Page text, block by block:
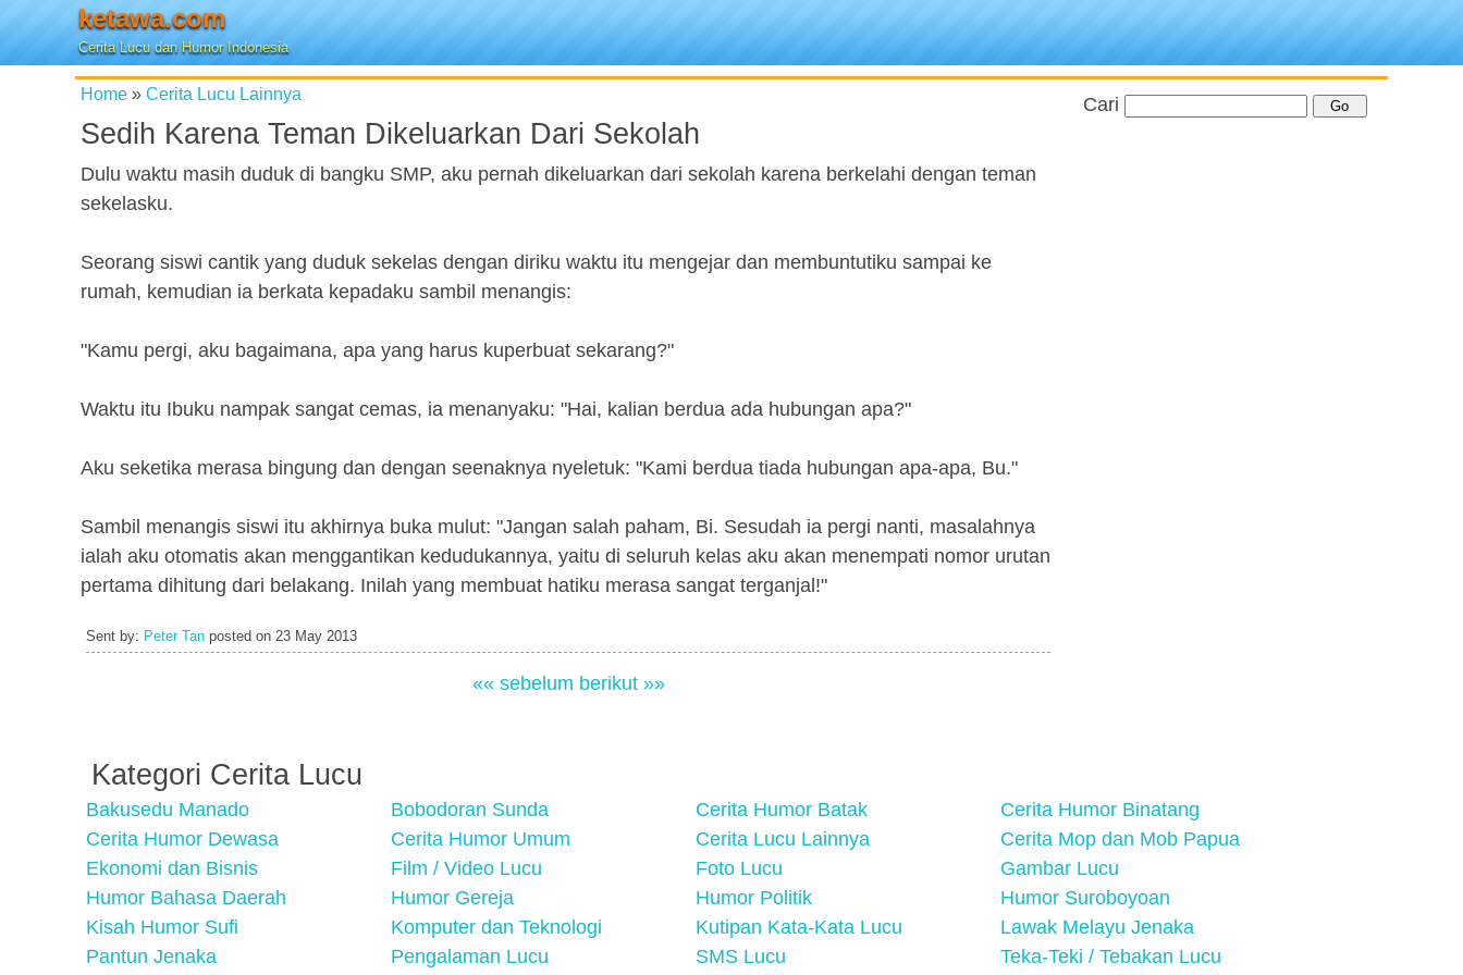
ketawa.com
Cerita Lucu dan Humor Indonesia
Home » Cerita Lucu Lainnya
Sedih Karena Teman Dikeluarkan Dari Sekolah
Dulu waktu masih duduk di bangku SMP, aku pernah dikeluarkan dari sekolah karena berkelahi dengan teman
sekelasku.
Seorang siswi cantik yang duduk sekelas dengan diriku waktu itu mengejar dan membuntutiku sampai ke
rumah, kemudian ia berkata kepadaku sambil menangis:
"Kamu pergi, aku bagaimana, apa yang harus kuperbuat sekarang?"
Waktu itu Ibuku nampak sangat cemas, ia menanyaku: "Hai, kalian berdua ada hubungan apa?"
Aku seketika merasa bingung dan dengan seenaknya nyeletuk: "Kami berdua tiada hubungan apa-apa, Bu."
Sambil menangis siswi itu akhirnya buka mulut: "Jangan salah paham, Bi. Sesudah ia pergi nanti, masalahnya
ialah aku otomatis akan menggantikan kedudukannya, yaitu di seluruh kelas aku akan menempati nomor urutan
pertama dihitung dari belakang. Inilah yang membuat hatiku merasa sangat terganjal!"
Sent by: Peter Tan posted on 23 May 2013
«« sebelum berikut »»
Cari
Kategori Cerita Lucu
Bakusedu Manado Bobodoran Sunda Cerita Humor Batak
Cerita Humor Binatang
Cerita Humor Dewasa
Cerita Humor Umum Cerita Lucu Lainnya
Cerita Mop dan Mob Papua
Ekonomi dan Bisnis
Film / Video Lucu Foto Lucu
Gambar Lucu
Humor Bahasa Daerah
Humor Gereja Humor Politik
Humor Suroboyoan
Kisah Humor Sufi
Komputer dan Teknologi Kutipan Kata-Kata Lucu
Lawak Melayu Jenaka
Pantun Jenaka
Pengalaman Lucu SMS Lucu Teka-Teki / Tebakan Lucu